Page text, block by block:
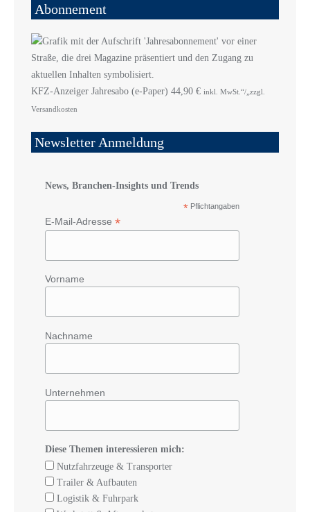
Abonnement
KFZ-Anzeiger Jahresabo (e-Paper) 44,90 € inkl. MwSt.“/„zzgl.
Versandkosten
Newsletter Anmeldung
News, Branchen-Insights und Trends
* Pflichtangaben
E-Mail-Adresse *
Vorname
Nachname
Unternehmen
Diese Themen interessieren mich:
Nutzfahrzeuge & Transporter
Trailer & Aufbauten
Logistik & Fuhrpark